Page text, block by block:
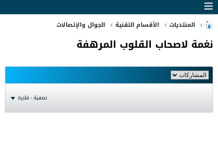
المنتديات الأقسام التقنية الجوال والإتصالات
نغمة لاصحاب القلوب المرهفة
تصفية - فلترة